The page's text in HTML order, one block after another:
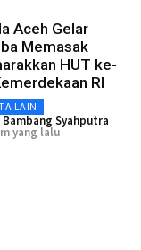
Aceh Gelar
Memasak
HUT ke-
RI
LAIN
Bambang Syahputra
yang lalu